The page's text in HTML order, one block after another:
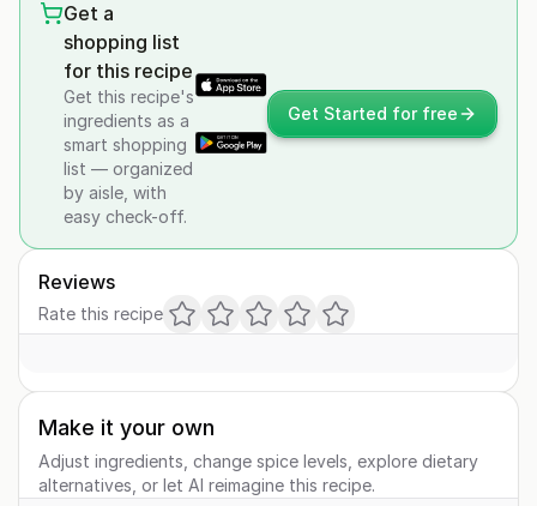
Get a
shopping list
for this recipe
Get this recipe's
ingredients as a
smart shopping
list — organized
by aisle, with
easy check-off.
Get Started for free
Reviews
Rate this recipe
Make it your own
Adjust ingredients, change spice levels, explore dietary
alternatives, or let AI reimagine this recipe.